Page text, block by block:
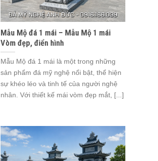
Mẫu Mộ đá 1 mái – Mẫu Mộ 1 mái
Vòm đẹp, điển hình
Mẫu Mộ đá 1 mái là một trong những
sản phẩm đá mỹ nghệ nổi bật, thể hiện
sự khéo léo và tinh tế của người nghệ
nhân. Với thiết kế mái vòm đẹp mắt, [...]